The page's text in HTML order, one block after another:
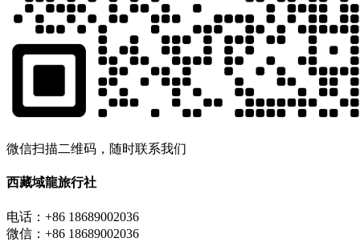
微信扫描二维码，随时联系我们
西藏域龍旅行社
电话：+86 18689002036
微信：+86 18689002036